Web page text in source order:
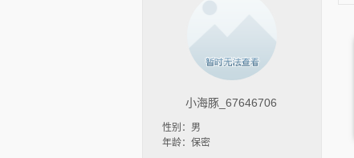
小海豚_67646706
性别：男
年龄：保密